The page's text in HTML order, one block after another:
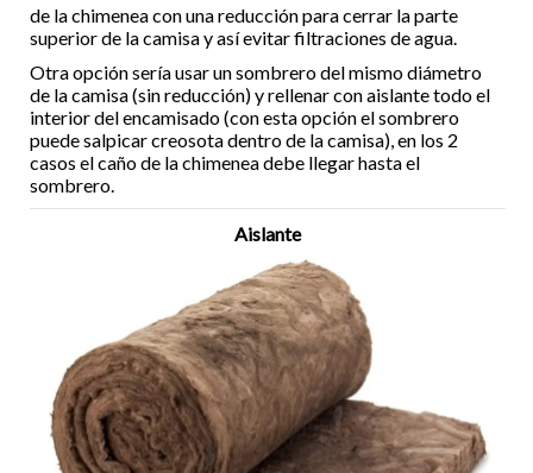
de la chimenea con una reducción para cerrar la parte
superior de la camisa y así evitar filtraciones de agua.
Otra opción sería usar un sombrero del mismo diámetro
de la camisa (sin reducción) y rellenar con aislante todo el
interior del encamisado (con esta opción el sombrero
puede salpicar creosota dentro de la camisa), en los 2
casos el caño de la chimenea debe llegar hasta el
sombrero.
Aislante